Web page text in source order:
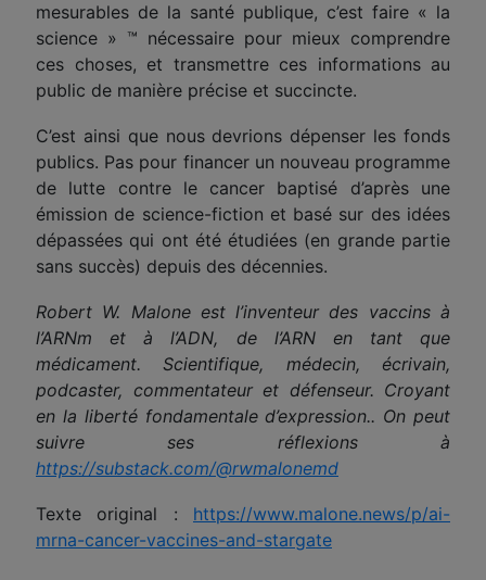
mesurables de la santé publique, c’est faire « la
science » ™ nécessaire pour mieux comprendre
ces choses, et transmettre ces informations au
public de manière précise et succincte.
C’est ainsi que nous devrions dépenser les fonds
publics. Pas pour financer un nouveau programme
de lutte contre le cancer baptisé d’après une
émission de science-fiction et basé sur des idées
dépassées qui ont été étudiées (en grande partie
sans succès) depuis des décennies.
Robert W. Malone est l’inventeur des vaccins à
l’ARNm et à l’ADN, de l’ARN en tant que
médicament. Scientifique, médecin, écrivain,
podcaster, commentateur et défenseur. Croyant
en la liberté fondamentale d’expression.. On peut
suivre ses réflexions à
https://substack.com/@rwmalonemd
Texte original : https://www.malone.news/p/ai-
mrna-cancer-vaccines-and-stargate